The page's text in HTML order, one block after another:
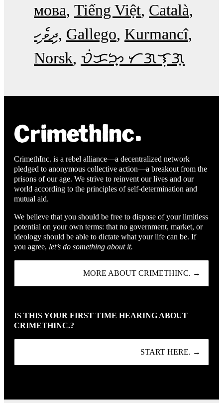
мова Tiếng Việt Català
ދިވެހި Gallego Kurmancî
Norsk ᜏᜒᜃᜅ᜔ ᜆᜄᜎᜓᜄ᜔
CrimethInc. is a rebel alliance—a decentralized network
pledged to anonymous collective action—a breakout from the
prisons of our age. We strive to reinvent our lives and our
world according to the principles of self-determination and
mutual aid.
We believe that you should be free to dispose of your limitless
potential on your own terms: that no government, market, or
ideology should be able to dictate what your life can be. If
you agree, let’s do something about it.
MORE ABOUT CRIMETHINC. →
IS THIS YOUR FIRST TIME HEARING ABOUT
CRIMETHINC.?
START HERE. →